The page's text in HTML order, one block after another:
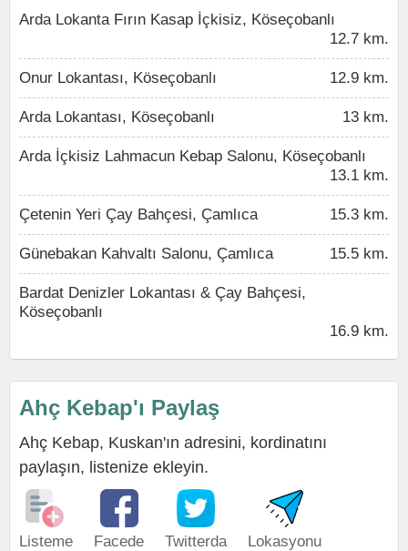
Arda Lokanta Fırın Kasap İçkisiz, Köseçobanlı
12.7 km.
Onur Lokantası, Köseçobanlı 12.9 km.
Arda Lokantası, Köseçobanlı 13 km.
Arda İçkisiz Lahmacun Kebap Salonu, Köseçobanlı
13.1 km.
Çetenin Yeri Çay Bahçesi, Çamlıca 15.3 km.
Günebakan Kahvaltı Salonu, Çamlıca 15.5 km.
Bardat Denizler Lokantası & Çay Bahçesi,
Köseçobanlı
16.9 km.
Ahç Kebap'ı Paylaş
Ahç Kebap, Kuskan'ın adresini, kordinatını
paylaşın, listenize ekleyin.
Listeme
Facede
Twitterda
Lokasyonu